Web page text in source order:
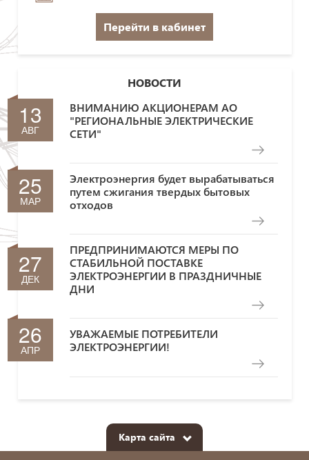
Перейти в кабинет
НОВОСТИ
13
АВГ
ВНИМАНИЮ АКЦИОНЕРАМ АО
"РЕГИОНАЛЬНЫЕ ЭЛЕКТРИЧЕСКИЕ
СЕТИ"
25
МАР
Электроэнергия будет вырабатываться
путем сжигания твердых бытовых
отходов
27
ДЕК
ПРЕДПРИНИМАЮТСЯ МЕРЫ ПО
СТАБИЛЬНОЙ ПОСТАВКЕ
ЭЛЕКТРОЭНЕРГИИ В ПРАЗДНИЧНЫЕ
ДНИ
26
АПР
УВАЖАЕМЫЕ ПОТРЕБИТЕЛИ
ЭЛЕКТРОЭНЕРГИИ!
Карта сайта